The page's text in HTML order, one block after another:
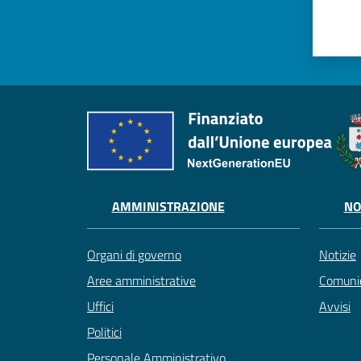
AMMINISTRAZIONE
Organi di governo
Aree amministrative
Uffici
Politici
Notizie
Avvisi